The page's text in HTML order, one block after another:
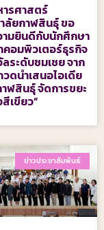
รศาสตร์
ลัยกาฬสินธุ์ ขอ
มยินดีกับนักศึกษา
คอมพิวเตอร์ธุรกิจ
ลระดับชมเชย จาก
วดนำเสนอไอเดีย
ฬสินธุ์ จัดการขยะ
เขียว”
ข่าวประชาสัมพันธ์